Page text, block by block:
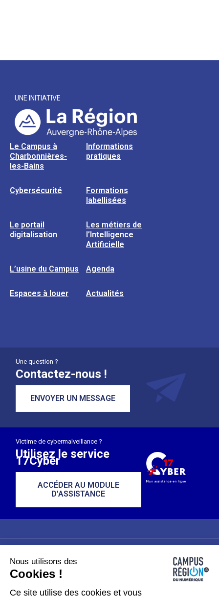
UNE INITIATIVE
Le Campus à
Charbonnières-
les-Bains
Informations
pratiques
Cybersécurité
Formations
labellisées
Le portail
digitalisation
Les métiers de
l’Intelligence
Artificielle
L’usine du Campus Agenda
Espaces à louer Actualités
Une question ?
Contactez-nous !
ENVOYER UN MESSAGE
Victime de cybermalveillance ?
Utilisez le service
17Cyber
ACCÉDER AU MODULE
D'ASSISTANCE
Plan du site
Données personnelles
Nous utilisons des
Cookies !
Ce site utilise des cookies et vous